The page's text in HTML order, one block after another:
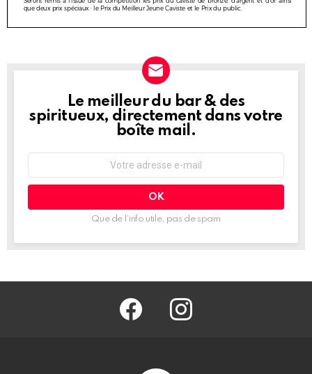
NEWSLETTER
Le meilleur du bar & des
spiritueux, directement dans votre
boîte mail.
mail
Que de l’info utile, pas de spam
facebook @barmag.fr